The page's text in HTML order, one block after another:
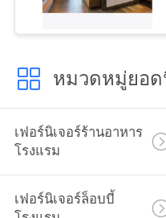
หมวดหมู่ยอ
เฟอร์นิเจอร์ร้านอาหาร
โรงแรม
เฟอร์นิเจอร์ล็อบบี้